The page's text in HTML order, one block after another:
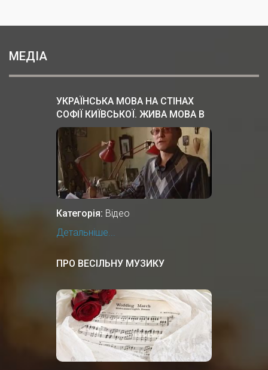
МЕДІА
УКРАЇНСЬКА МОВА НА СТІНАХ
СОФІЇ КИЇВСЬКОЇ. ЖИВА МОВА В
КИЇВСЬКІЙ РУСІ
Категорія: Відео
Детальніше...
ПРО ВЕСІЛЬНУ МУЗИКУ